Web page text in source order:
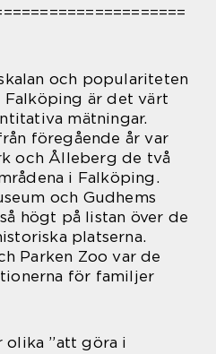
och populariteten
är det värt
mätningar.
föregående år var
och Ålleberg de två
i Falköping.
och Gudhems
högt på listan över de
platserna.
Parken Zoo var de
för familjer
olika ”att göra i